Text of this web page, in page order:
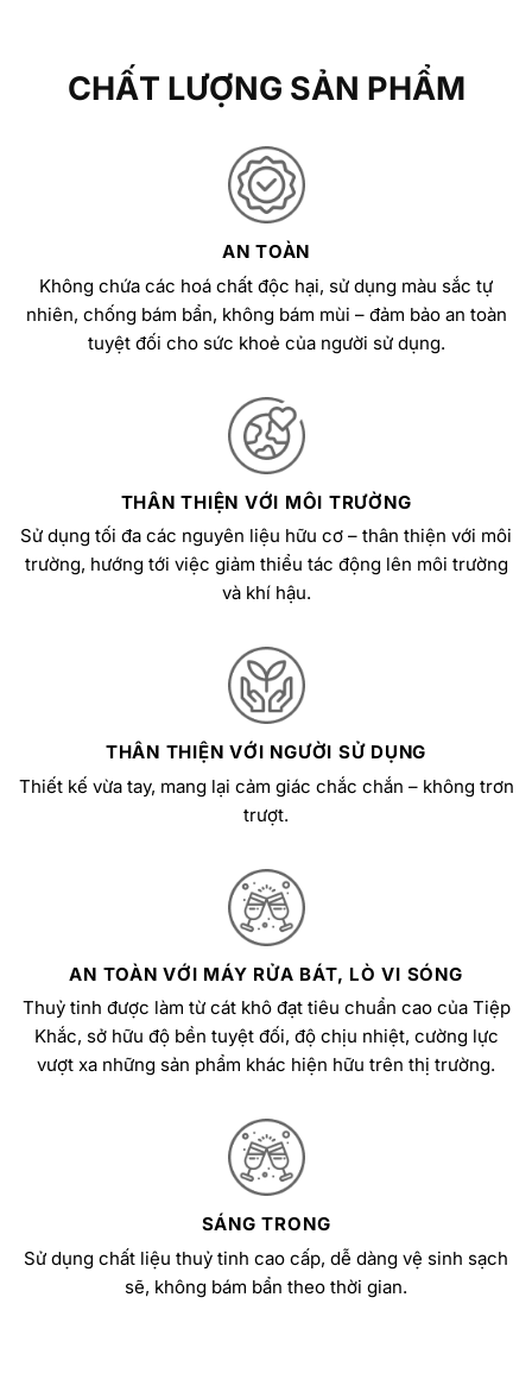
CHẤT LƯỢNG SẢN PHẨM
AN TOÀN
Không chứa các hoá chất độc hại, sử dụng màu sắc tự
nhiên, chống bám bẩn, không bám mùi – đảm bảo an toàn
tuyệt đối cho sức khoẻ của người sử dụng.
THÂN THIỆN VỚI MÔI TRƯỜNG
Sử dụng tối đa các nguyên liệu hữu cơ – thân thiện với môi
trường, hướng tới việc giảm thiểu tác động lên môi trường
và khí hậu.
THÂN THIỆN VỚI NGƯỜI SỬ DỤNG
Thiết kế vừa tay, mang lại cảm giác chắc chắn – không trơn
trượt.
AN TOÀN VỚI MÁY RỬA BÁT, LÒ VI SÓNG
Thuỷ tinh được làm từ cát khô đạt tiêu chuẩn cao của Tiệp
Khắc, sở hữu độ bền tuyệt đối, độ chịu nhiệt, cường lực
vượt xa những sản phẩm khác hiện hữu trên thị trường.
SÁNG TRONG
Sử dụng chất liệu thuỷ tinh cao cấp, dễ dàng vệ sinh sạch
sẽ, không bám bẩn theo thời gian.